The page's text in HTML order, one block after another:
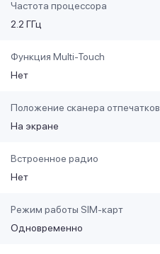
Частота процессора
2.2 ГГц
Функция Multi-Touch
Нет
Положение сканера отпечатков
На экране
Встроенное радио
Нет
Режим работы SIM-карт
Одновременно